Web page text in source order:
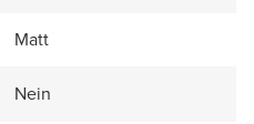
Matt
Nein